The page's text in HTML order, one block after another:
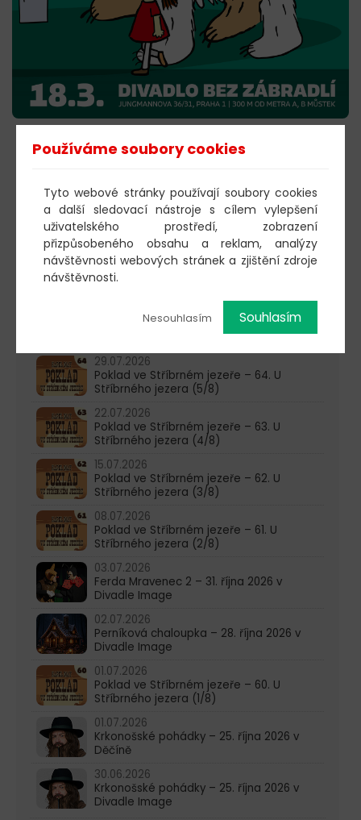
KOUPIT VSTUPENKY
603 805 271
pondělí-čtvrtek: 10:00-16:00
AKTUALITY
Poklad ve Stříbrném jezeře – 65. U
29.07.2026
Poklad ve Stříbrném jezeře – 64. U
Stříbrného jezera (5/8)
22.07.2026
Poklad ve Stříbrném jezeře – 63. U
Stříbrného jezera (4/8)
15.07.2026
Poklad ve Stříbrném jezeře – 62. U
Stříbrného jezera (3/8)
08.07.2026
Poklad ve Stříbrném jezeře – 61. U
Stříbrného jezera (2/8)
03.07.2026
Ferda Mravenec 2 – 31. října 2026 v
Divadle Image
02.07.2026
Perníková chaloupka – 28. října 2026 v
Divadle Image
01.07.2026
Poklad ve Stříbrném jezeře – 60. U
Stříbrného jezera (1/8)
01.07.2026
Krkonošské pohádky – 25. října 2026 v
Děčíně
30.06.2026
Krkonošské pohádky – 25. října 2026 v
Divadle Image
Používáme soubory cookies
Tyto webové stránky používají soubory cookies
a další sledovací nástroje s cílem vylepšení
uživatelského prostředí, zobrazení
přizpůsobeného obsahu a reklam, analýzy
návštěvnosti webových stránek a zjištění zdroje
návštěvnosti.
Nesouhlasím Souhlasím